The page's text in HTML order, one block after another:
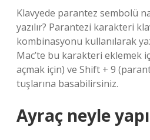
Klavyede parantez sembolü
yazılır? Parantezi karakteri
kombinasyonu kullanılarak
Mac’te bu karakteri eklemek
açmak için) ve Shift + 9
tuşlarına basabilirsiniz.
Ayraç neyle